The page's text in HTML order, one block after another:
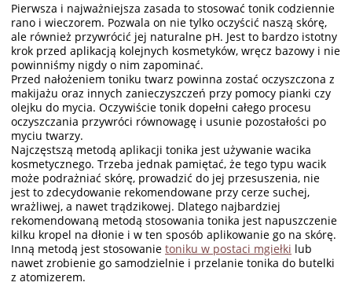
Pierwsza i najważniejsza zasada to stosować tonik codziennie
rano i wieczorem. Pozwala on nie tylko oczyścić naszą skórę,
ale również przywrócić jej naturalne pH. Jest to bardzo istotny
krok przed aplikacją kolejnych kosmetyków, wręcz bazowy i nie
powinniśmy nigdy o nim zapominać.
Przed nałożeniem toniku twarz powinna zostać oczyszczona z
makijażu oraz innych zanieczyszczeń przy pomocy pianki czy
olejku do mycia. Oczywiście tonik dopełni całego procesu
oczyszczania przywróci równowagę i usunie pozostałości po
myciu twarzy.
Najczęstszą metodą aplikacji tonika jest używanie wacika
kosmetycznego. Trzeba jednak pamiętać, że tego typu wacik
może podrażniać skórę, prowadzić do jej przesuszenia, nie
jest to zdecydowanie rekomendowane przy cerze suchej,
wrażliwej, a nawet trądzikowej. Dlatego najbardziej
rekomendowaną metodą stosowania tonika jest napuszczenie
kilku kropel na dłonie i w ten sposób aplikowanie go na skórę.
Inną metodą jest stosowanie toniku w postaci mgiełki lub
nawet zrobienie go samodzielnie i przelanie tonika do butelki
z atomizerem.